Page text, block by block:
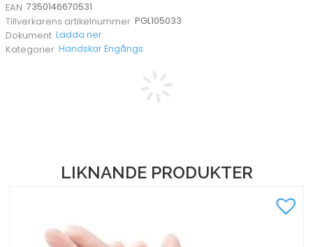
EAN 7350146670531
Tillverkarens artikelnummer PGL105033
Dokument Ladda ner
Kategorier Handskar Engångs
LIKNANDE PRODUKTER